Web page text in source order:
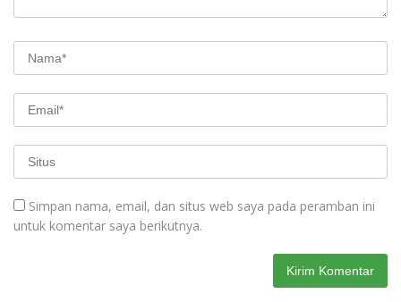
Simpan nama, email, dan situs web saya pada peramban ini
untuk komentar saya berikutnya.